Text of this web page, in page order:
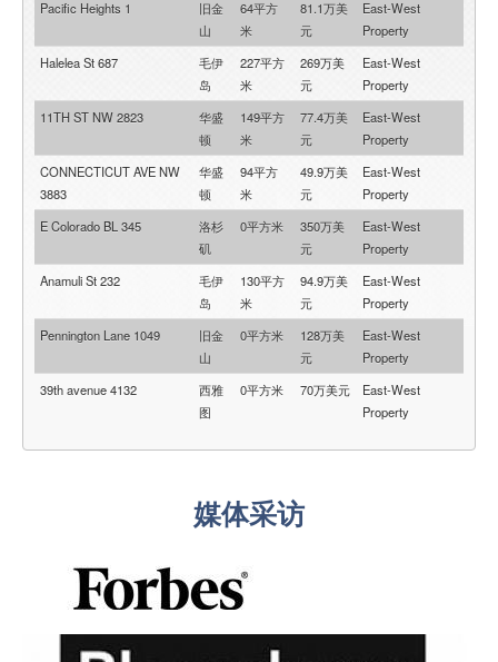
Pacific Heights 1
旧金
山
64平方
米
81.1万美
元
East-West
Property
Halelea St 687
毛伊
岛
227平方
米
269万美
元
East-West
Property
11TH ST NW 2823
华盛
顿
149平方
米
77.4万美
元
East-West
Property
CONNECTICUT AVE NW
3883
华盛
顿
94平方
米
49.9万美
元
East-West
Property
E Colorado BL 345
洛杉
矶
0平方米
350万美
元
East-West
Property
Anamuli St 232
毛伊
岛
130平方
米
94.9万美
元
East-West
Property
Pennington Lane 1049
旧金
山
0平方米
128万美
元
East-West
Property
39th avenue 4132
西雅
图
0平方米 70万美元
East-West
Property
媒体采访